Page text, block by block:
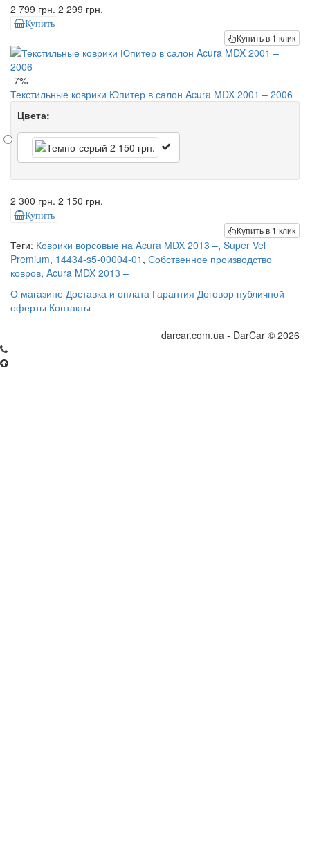
2 799 грн. 2 299 грн.
Купить
Купить в 1 клик
-7%
Текстильные коврики Юпитер в салон Acura MDX 2001 – 2006
Цвета:
2 300 грн. 2 150 грн.
Купить
Купить в 1 клик
Теги: Коврики ворсовые на Acura MDX 2013 –, Super Vel
Premium, 14434-s5-00004-01 , Собственное производство
ковров, Acura MDX 2013 –
О магазине Доставка и оплата Гарантия Договор публичной
оферты Контакты
darcar.com.ua - DarCar © 2026